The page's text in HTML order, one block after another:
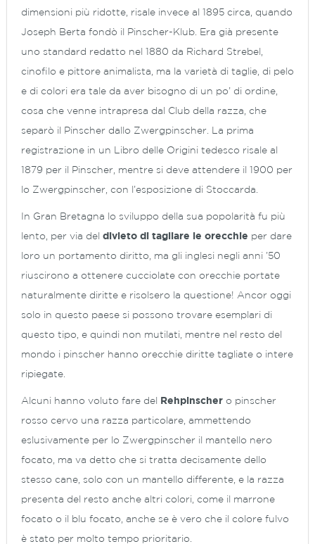
dimensioni più ridotte, risale invece al 1895 circa, quando
Joseph Berta fondò il Pinscher-Klub. Era già presente
uno standard redatto nel 1880 da Richard Strebel,
cinofilo e pittore animalista, ma la varietà di taglie, di pelo
e di colori era tale da aver bisogno di un po’ di ordine,
cosa che venne intrapresa dal Club della razza, che
separò il Pinscher dallo Zwergpinscher. La prima
registrazione in un Libro delle Origini tedesco risale al
1879 per il Pinscher, mentre si deve attendere il 1900 per
lo Zwergpinscher, con l’esposizione di Stoccarda.
In Gran Bretagna lo sviluppo della sua popolarità fu più
lento, per via del divieto di tagliare le orecchie per dare
loro un portamento diritto, ma gli inglesi negli anni ’50
riuscirono a ottenere cucciolate con orecchie portate
naturalmente diritte e risolsero la questione! Ancor oggi
solo in questo paese si possono trovare esemplari di
questo tipo, e quindi non mutilati, mentre nel resto del
mondo i pinscher hanno orecchie diritte tagliate o intere
ripiegate.
Alcuni hanno voluto fare del Rehpinscher o pinscher
rosso cervo una razza particolare, ammettendo
eslusivamente per lo Zwergpinscher il mantello nero
focato, ma va detto che si tratta decisamente dello
stesso cane, solo con un mantello differente, e la razza
presenta del resto anche altri colori, come il marrone
focato o il blu focato, anche se è vero che il colore fulvo
è stato per molto tempo prioritario.